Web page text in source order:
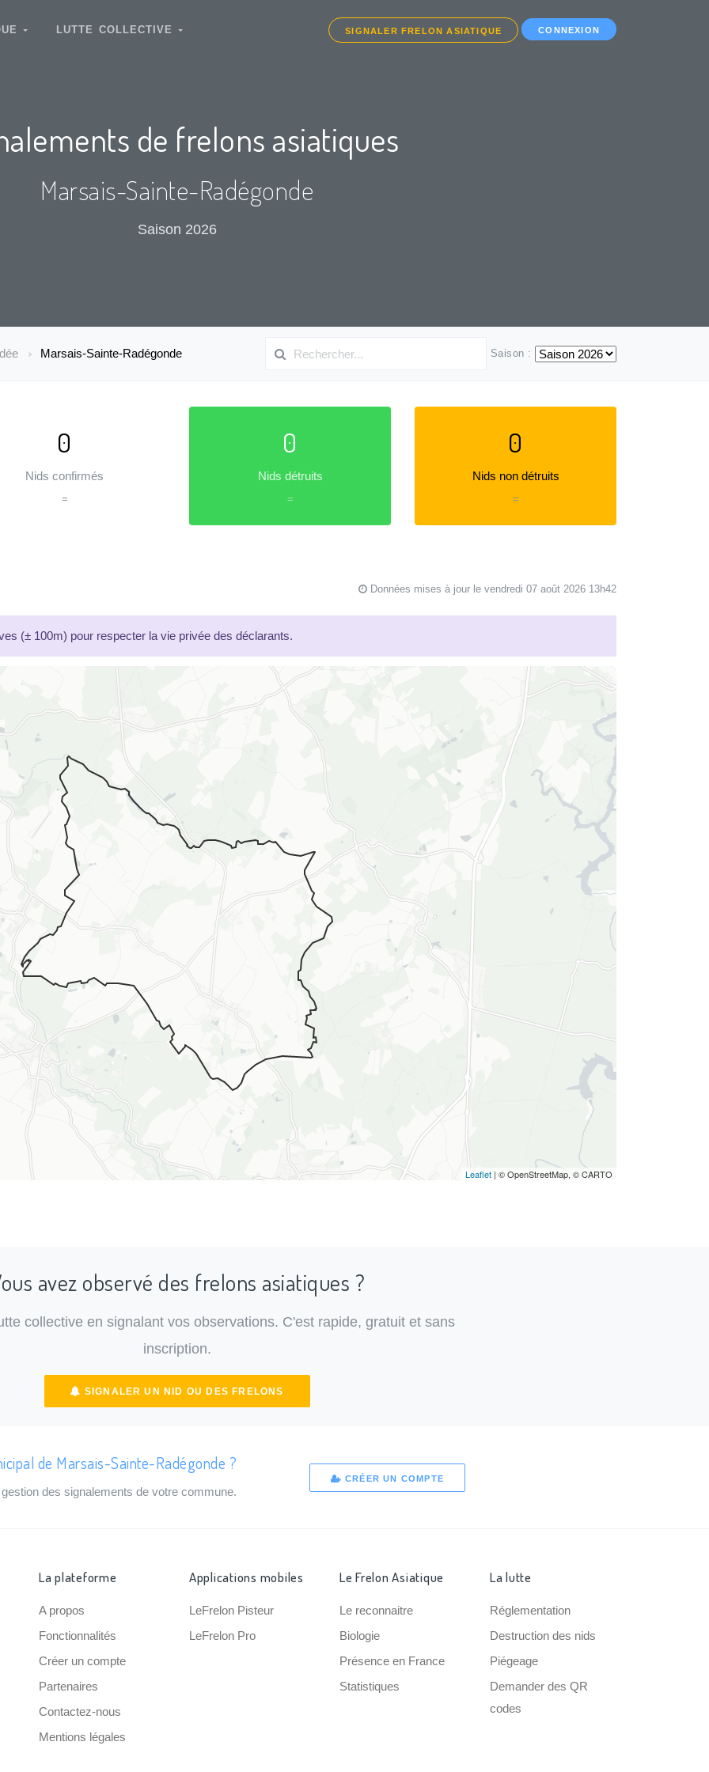
LUTTE COLLECTIVE SIGNALER FRELON ASIATIQUE CONNEXION
de frelons asiatiques
Marsais-Sainte-Radégonde
Saison 2026
Marsais-Sainte-Radégonde Saison :
0
Nids confirmés
=
0
Nids détruits
=
0
Nids non détruits
=
Données mises à jour le vendredi 07 août 2026 13h42
(± 100m) pour respecter la vie privée des déclarants.
Leaflet | © OpenStreetMap, © CARTO
avez observé des frelons asiatiques ?
collective en signalant vos observations. C'est rapide, gratuit et sans
inscription.
SIGNALER UN NID OU DES FRELONS
de Marsais-Sainte-Radégonde ?
des signalements de votre commune.
CRÉER UN COMPTE
La plateforme
A propos
Fonctionnalités
Créer un compte
Partenaires
Contactez-nous
Mentions légales
Applications mobiles
LeFrelon Pisteur
LeFrelon Pro
Le Frelon Asiatique
Le reconnaitre
Biologie
Présence en France
Statistiques
La lutte
Réglementation
Destruction des nids
Piégeage
Demander des QR
codes